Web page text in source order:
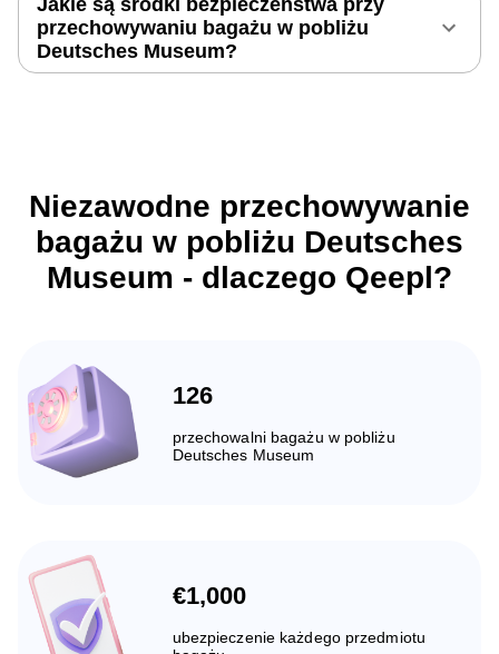
przechowywaniu bagażu w pobliżu
Deutsches Museum?
Niezawodne przechowywanie
bagażu w pobliżu Deutsches
Museum - dlaczego Qeepl?
126
przechowalni bagażu w pobliżu
Deutsches Museum
€1,000
ubezpieczenie każdego przedmiotu